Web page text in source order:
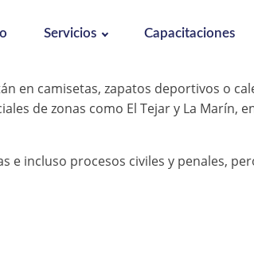
Servicios Capacitaciones
en camisetas, zapatos deportivos o
de zonas como El Tejar y La Marín,
e incluso procesos civiles y penales,